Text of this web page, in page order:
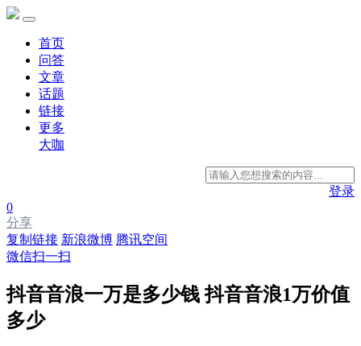
首页
问答
文章
话题
链接
更多
大咖
登录
0
分享
复制链接 新浪微博 腾讯空间
微信扫一扫
抖音音浪一万是多少钱 抖音音浪1万价值
多少